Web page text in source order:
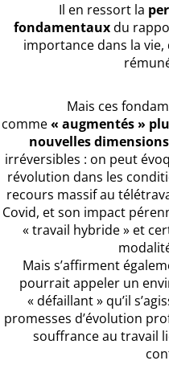
Il en ressort la
fondamentauxdu
importance dans la
Mais ces
comme« augmentés »
nouvelles dimensions
irréversibles : on peut
révolution dans les
recours massif au
Covid, et son impact
« travail hybride » et
Mais s’affirment
pourrait appeler un
« défaillant » qu’il
promesses d’évolution
souffrance au travail